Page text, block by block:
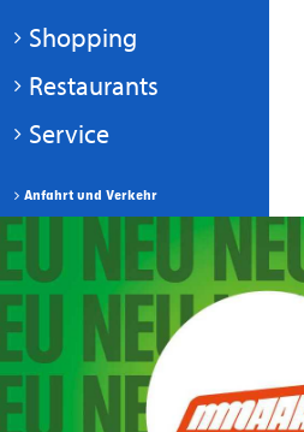
Anfahrt und Verkehr
Shopping
Restaurants
Service